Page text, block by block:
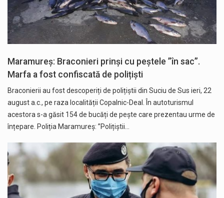
Maramureș: Braconieri prinși cu peștele ”în sac”.
Marfa a fost confiscată de polițiști
Braconierii au fost descoperiți de polițiștii din Suciu de Sus ieri, 22
august a.c., pe raza localității Copalnic-Deal. În autoturismul
acestora s-a găsit 154 de bucăți de pește care prezentau urme de
înțepare. Poliția Maramureș: ”Polițiștii…